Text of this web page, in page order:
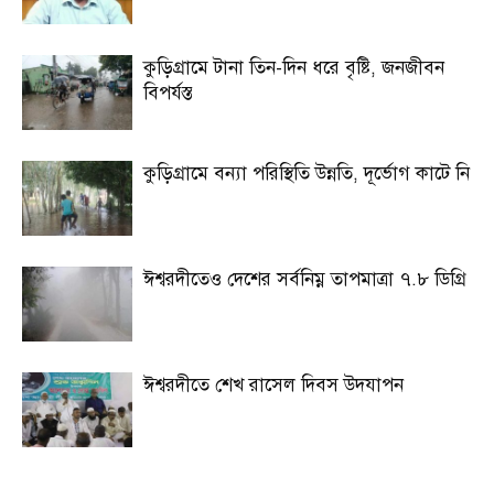
কুড়িগ্রামে টানা তিন-দিন ধরে বৃষ্টি, জনজীবন
বিপর্যস্ত
কুড়িগ্রামে বন্যা পরিস্থিতি উন্নতি, দূর্ভোগ কাটে নি
ঈশ্বরদীতেও দেশের সর্বনিম্ন তাপমাত্রা ৭.৮ ডিগ্রি
ঈশ্বরদীতে শেখ রাসেল দিবস উদযাপন